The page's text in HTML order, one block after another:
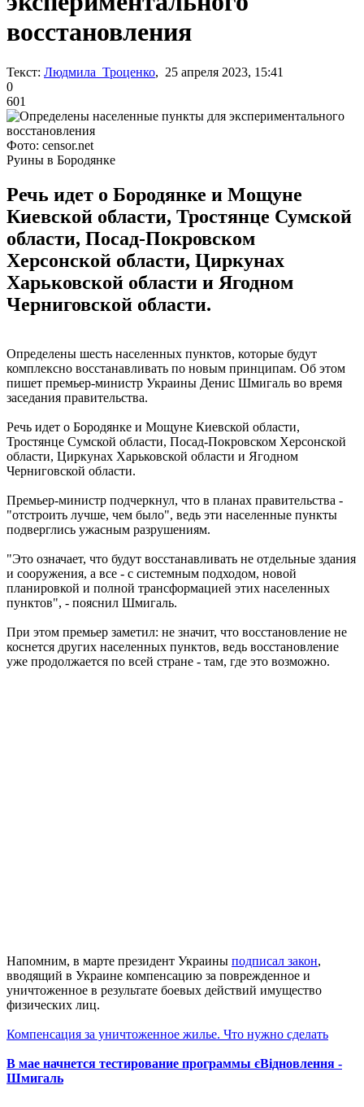
восстановления
Текст: Людмила Троценко, 25 апреля 2023, 15:41
0
601
Фото: censor.net
Руины в Бородянке
Речь идет о Бородянке и Мощуне
Киевской области, Тростянце Сумской
области, Посад-Покровском
Херсонской области, Циркунах
Харьковской области и Ягодном
Черниговской области.
Определены шесть населенных пунктов, которые будут
комплексно восстанавливать по новым принципам. Об этом
пишет премьер-министр Украины Денис Шмигаль во время
заседания правительства.
Речь идет о Бородянке и Мощуне Киевской области,
Тростянце Сумской области, Посад-Покровском Херсонской
области, Циркунах Харьковской области и Ягодном
Черниговской области.
Премьер-министр подчеркнул, что в планах правительства -
"отстроить лучше, чем было", ведь эти населенные пункты
подверглись ужасным разрушениям.
"Это означает, что будут восстанавливать не отдельные здания
и сооружения, а все - с системным подходом, новой
планировкой и полной трансформацией этих населенных
пунктов", - пояснил Шмигаль.
При этом премьер заметил: не значит, что восстановление не
коснется других населенных пунктов, ведь восстановление
уже продолжается по всей стране - там, где это возможно.
Напомним, в марте президент Украины подписал закон,
вводящий в Украине компенсацию за поврежденное и
уничтоженное в результате боевых действий имущество
физических лиц.
Компенсация за уничтоженное жилье. Что нужно сделать
В мае начнется тестирование программы єВідновлення -
Шмигаль